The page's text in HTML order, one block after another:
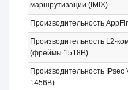
маршрутизации (IMIX)
Производительность
Производительность L2-
(фреймы 1518B)
Производительность
1456B)